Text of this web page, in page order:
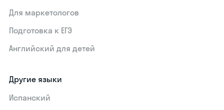
Для маркетологов
Подготовка к ЕГЭ
Английский для детей
Другие языки
Испанский